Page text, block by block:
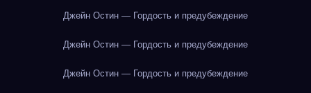
Джейн Остин — Гордость и предубеждение
Джейн Остин — Гордость и предубеждение
Джейн Остин — Гордость и предубеждение